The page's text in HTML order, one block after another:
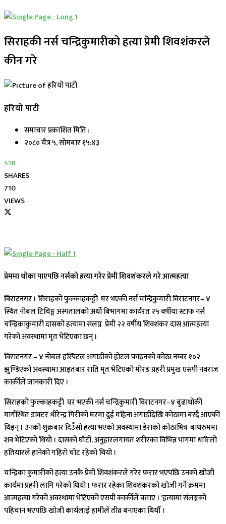
सिराहकी नर्स चन्द्रिकुमारीको हत्या प्रेमी शिवशंकरले
कीन गरे
हरियो पाटी
समाचार प्रकाशित मिति :
२०८० चैत्र ५, सोमबार १५:४३
518
SHARES
710
VIEWS
प्रेममा धोका पाएपछि नर्सको हत्या गरेर प्रेमी शिवशंकरले गरे आत्महत्या
विराटनगर । सिराहको फुल्काहकट्टी घर भएकी नर्स चन्द्रिकुमारी विराटनगर– ४
स्थित नोबल टिचिङ्ग अस्पतालको अर्थो बिभागमा कार्यरत २५ वर्षीया स्टाफ नर्स
चन्द्रिकाकुमारी दासको हत्यामा संलग्न प्रेमी २२ वर्षीय शिवशंकर दास आत्महत्या
गरेको अवस्थामा मृत भेटिएका छन् ।
विराटनगर – ४ नोबल हस्पिटल अगाडीको होटल फाइनको कोठा नम्बर १०२
झुण्डिएको अवस्थामा आइतबार राति मृत भेटिएको मोरङ प्रहरी प्रमुख एसपी नवराज
कार्कीले जानकारी दिए ।
सिराहको फुल्काहकट्टी घर भएकी नर्स चन्द्रिकुमारी विराटनगर–४ बुढाथोकी
मार्गस्थित डाक्टर धीरेन्द्र गिरीको घरमा दुई महिना अगाडीदेखि कोठामा बस्दै आएकी
थिइन् । उनको शुक्रबार दिउँसो हत्या भएको अवस्थामा डेराको कोठाभित्र बाथरुममा
शव भेटिएको थियो । दासको घाँटी, अनुहारलगायत शरीरका विभिन्न भागमा धारिलो
हतियारले हानेको गहिरो चोट रहेको थियो ।
चन्द्रिका कुमारीको हत्या उनकै प्रेमी शिवशंकरले गरेर फरार भएपछि उनको खोजी
कार्यमा प्रहरी लागि परेको थियो । फरार रहेका शिवशंकरको खोजी गर्ने क्रममा
आत्महत्या गरेको अवस्थामा भेटिएको एसपी कार्कीले बताए । ‘हत्यामा संलग्नको
पहिचान भएपछि खोजी कार्यलाई हामीले तीव्र बनाएका थियौँ ।